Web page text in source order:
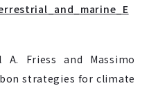
A. Friess and Massimo
strategies for climate